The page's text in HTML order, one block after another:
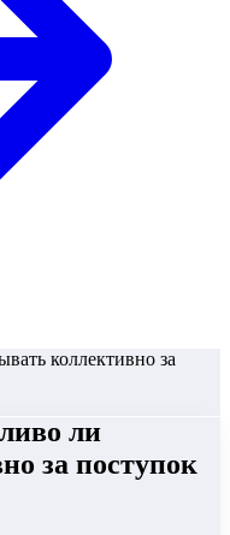
коллективно за
ли
за поступок